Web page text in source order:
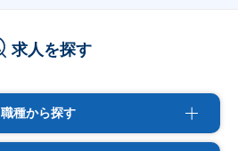
求人を探す
職種から探す